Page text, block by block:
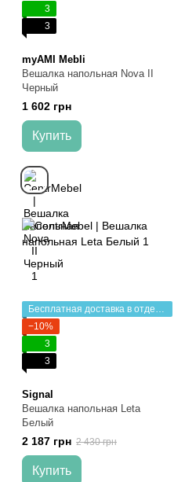
3
3
myAMI Mebli
Вешалка напольная Nova II
Черный
1 602 грн
Купить
Бесплатная доставка в отделение НП
−10%
3
3
Signal
Вешалка напольная Leta
Белый
2 187 грн 2 430 грн
Купить